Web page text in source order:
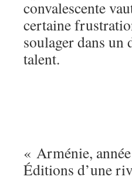
convalescente
certaine
soulager dans un
talent.
« Arménie,
Éditions d’une